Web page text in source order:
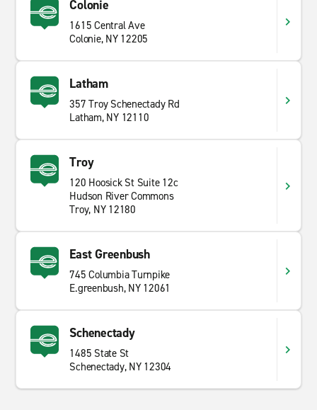
Colonie
1615 Central Ave
Colonie, NY 12205
Latham
357 Troy Schenectady Rd
Latham, NY 12110
Troy
120 Hoosick St Suite 12c
Hudson River Commons
Troy, NY 12180
East Greenbush
745 Columbia Turnpike
E.greenbush, NY 12061
Schenectady
1485 State St
Schenectady, NY 12304